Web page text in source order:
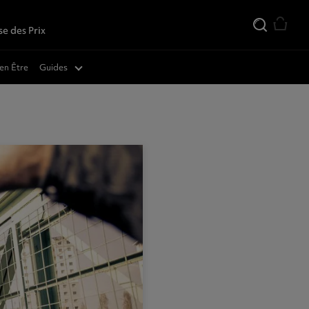
des Prix
Être Guides